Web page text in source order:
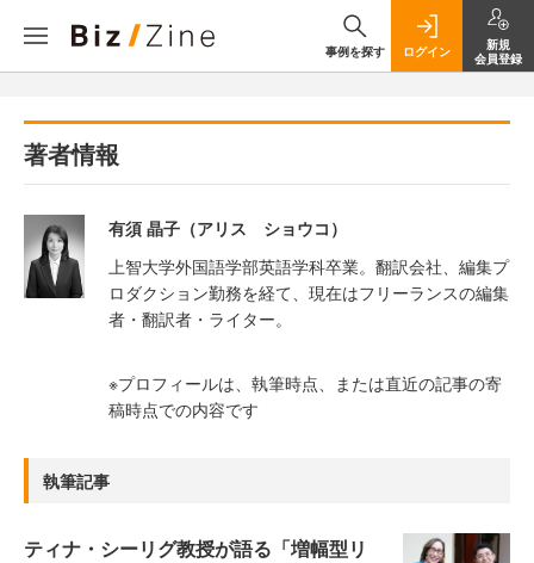
事例を探す ログイン
新規
会員登録
著者情報
有須 晶子（アリス ショウコ）
上智大学外国語学部英語学科卒業。翻訳会社、編集プ
ロダクション勤務を経て、現在はフリーランスの編集
者・翻訳者・ライター。
※プロフィールは、執筆時点、または直近の記事の寄
稿時点での内容です
執筆記事
ティナ・シーリグ教授が語る「増幅型リ